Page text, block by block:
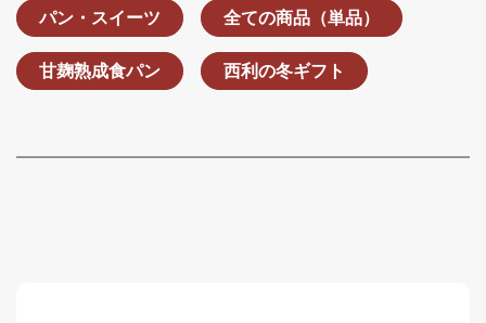
パン・スイーツ 全ての商品（単品）
甘麹熟成食パン 西利の冬ギフト